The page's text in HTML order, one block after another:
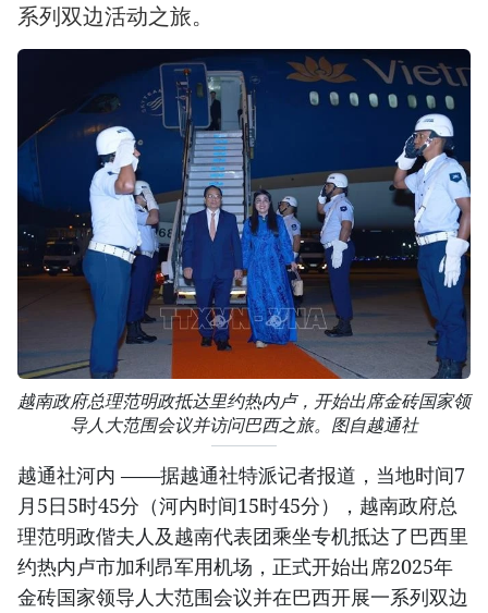
系列双边活动之旅。
越南政府总理范明政抵达里约热内卢，开始出席金砖国家领
导人大范围会议并访问巴西之旅。图自越通社
越通社河内 ——据越通社特派记者报道，当地时间7
月5日5时45分（河内时间15时45分），越南政府总
理范明政偕夫人及越南代表团乘坐专机抵达了巴西里
约热内卢市加利昂军用机场，正式开始出席2025年
金砖国家领导人大范围会议并在巴西开展一系列双边